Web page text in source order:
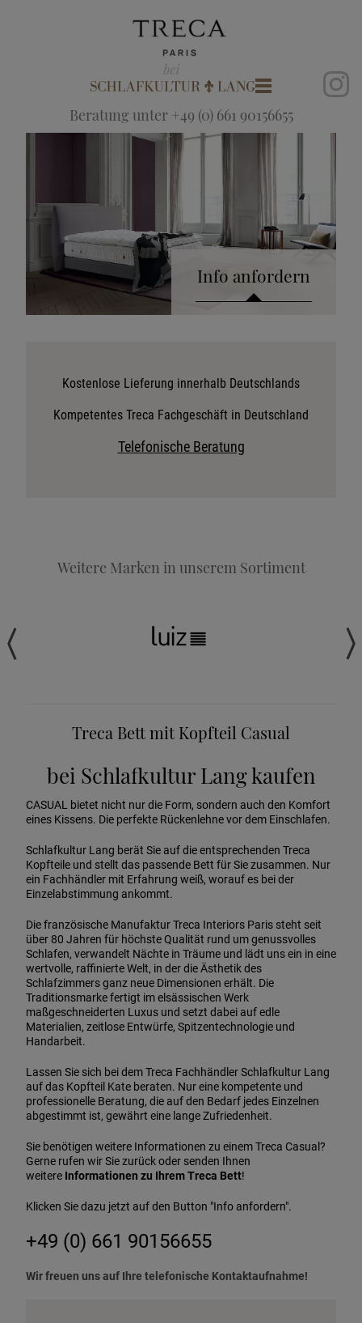
Beratung unter +49 (0) 661 90156655
Info anfordern
Stoffkollektion anfordern
Telefonische Beratung anfordern
Kostenlose Lieferung innerhalb Deutschlands
Kompetentes Treca Fachgeschäft in Deutschland
Telefonische Beratung
Weitere Marken in unserem Sortiment
Treca Bett mit Kopfteil Casual
bei Schlafkultur Lang kaufen
CASUAL bietet nicht nur die Form, sondern auch den Komfort
eines Kissens. Die perfekte Rückenlehne vor dem Einschlafen.
Schlafkultur Lang berät Sie auf die entsprechenden Treca
Kopfteile und stellt das passende Bett für Sie zusammen. Nur
ein Fachhändler mit Erfahrung weiß, worauf es bei der
Einzelabstimmung ankommt.
Die französische Manufaktur Treca Interiors Paris steht seit
über 80 Jahren für höchste Qualität rund um genussvolles
Schlafen, verwandelt Nächte in Träume und lädt uns ein in eine
wertvolle, raffinierte Welt, in der die Ästhetik des
Schlafzimmers ganz neue Dimensionen erhält. Die
Traditionsmarke fertigt im elsässischen Werk
maßgeschneiderten Luxus und setzt dabei auf edle
Materialien, zeitlose Entwürfe, Spitzentechnologie und
Handarbeit.
Lassen Sie sich bei dem Treca Fachhändler Schlafkultur Lang
auf das Kopfteil Kate beraten. Nur eine kompetente und
professionelle Beratung, die auf den Bedarf jedes Einzelnen
abgestimmt ist, gewährt eine lange Zufriedenheit.
Sie benötigen weitere Informationen zu einem Treca Casual?
Gerne rufen wir Sie zurück oder senden Ihnen
weitere Informationen zu Ihrem Treca Bett!
Klicken Sie dazu jetzt auf den Button "Info anfordern".
+49 (0) 661 90156655
Wir freuen uns auf Ihre telefonische Kontaktaufnahme!